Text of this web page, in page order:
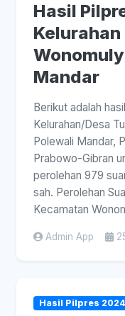
Hasil
Kelurahan
Mandar
Berikut adalah
Kelurahan/Desa
Polewali Mandar,
Prabowo-Gibran
perolehan 979
sah. Perolehan
Kecamatan
Admin App
Hasil Pilpres 2024